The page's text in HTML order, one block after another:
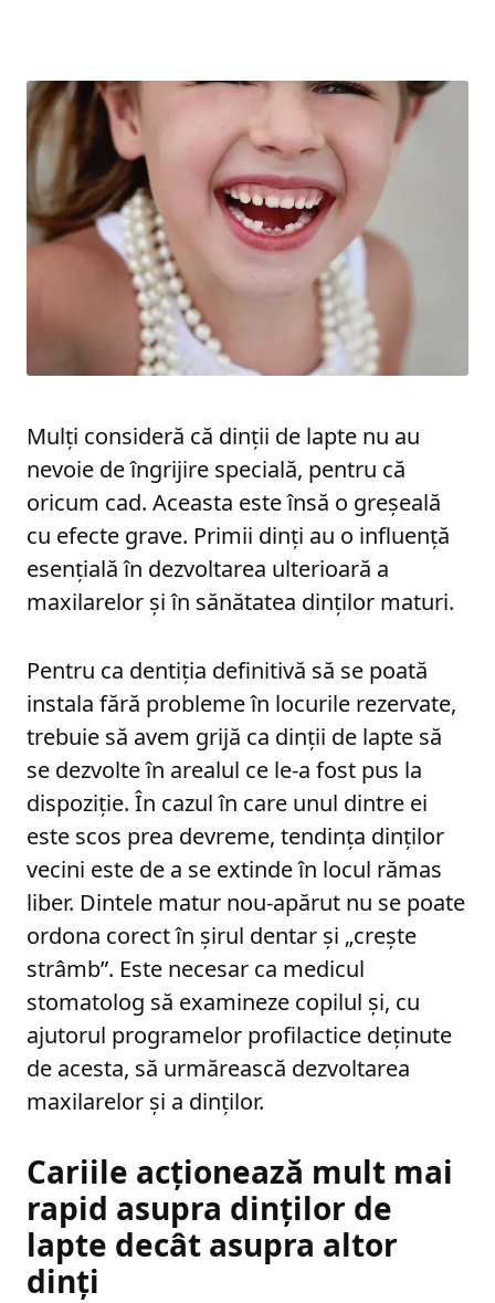
Mulți consideră că dinții de lapte nu au
nevoie de îngrijire specială, pentru că
oricum cad. Aceasta este însă o greșeală
cu efecte grave. Primii dinți au o influență
esențială în dezvoltarea ulterioară a
maxilarelor și în sănătatea dinților maturi.
Pentru ca dentiția definitivă să se poată
instala fără probleme în locurile rezervate,
trebuie să avem grijă ca dinții de lapte să
se dezvolte în arealul ce le-a fost pus la
dispoziție. În cazul în care unul dintre ei
este scos prea devreme, tendința dinților
vecini este de a se extinde în locul rămas
liber. Dintele matur nou-apărut nu se poate
ordona corect în șirul dentar și „crește
strâmb”. Este necesar ca medicul
stomatolog să examineze copilul și, cu
ajutorul programelor profilactice deținute
de acesta, să urmărească dezvoltarea
maxilarelor și a dinților.
Cariile acționează mult mai
rapid asupra dinților de
lapte decât asupra altor
dinți